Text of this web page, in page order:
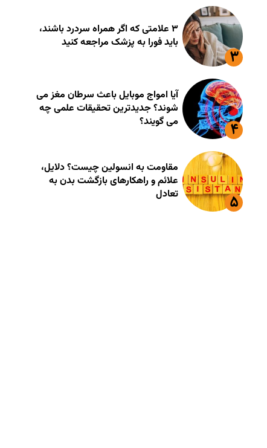
۳ علامتی که اگر همراه سردرد باشند،
باید فورا به پزشک مراجعه کنید
آیا امواج موبایل باعث سرطان مغز می
شوند؟ جدیدترین تحقیقات علمی چه
می گویند؟
مقاومت به انسولین چیست؟ دلایل،
علائم و راهکارهای بازگشت بدن به
تعادل